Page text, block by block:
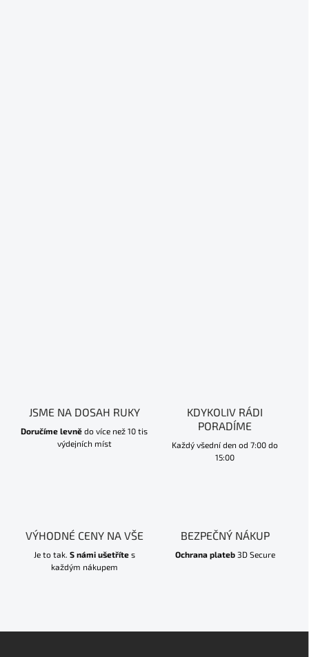
JSME NA DOSAH RUKY
Doručíme levně do více než 10 tis
výdejních míst
KDYKOLIV RÁDI
PORADÍME
Každý všední den od 7:00 do
15:00
VÝHODNÉ CENY NA VŠE
Je to tak. S námi ušetřítes
každým nákupem
BEZPEČNÝ NÁKUP
Ochrana plateb3D Secure